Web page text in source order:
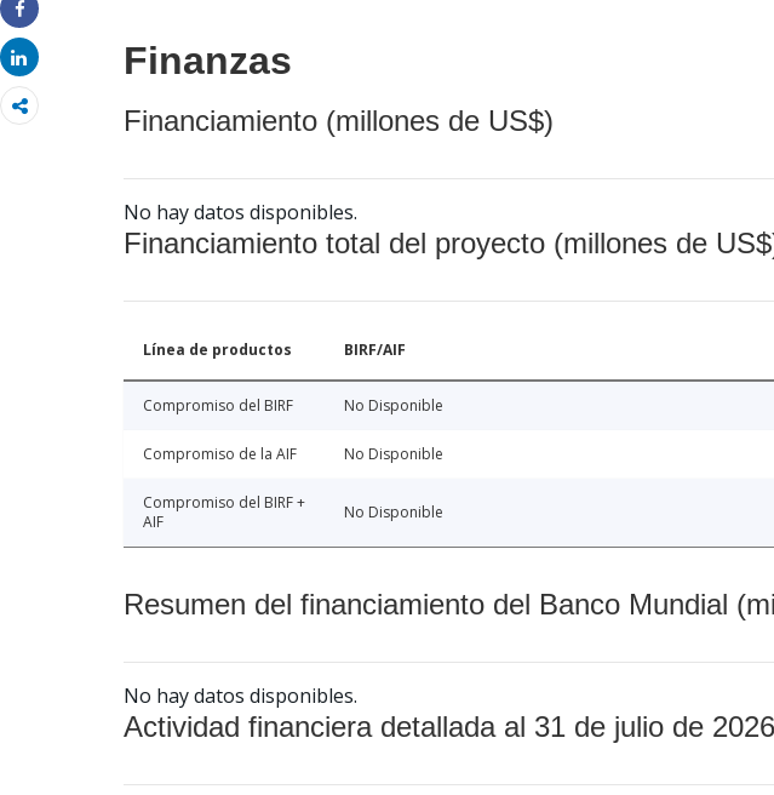
Share
Share
Finanzas
Financiamiento (millones de US$)
No hay datos disponibles.
Financiamiento total del proyecto (millones de
Línea de productos BIRF/AIF
Compromiso del BIRF No Disponible
Compromiso de la AIF No Disponible
Compromiso del BIRF +
AIF
No Disponible
Resumen del financiamiento del Banco Mundial
No hay datos disponibles.
Actividad financiera detallada al 31 de julio de 2026